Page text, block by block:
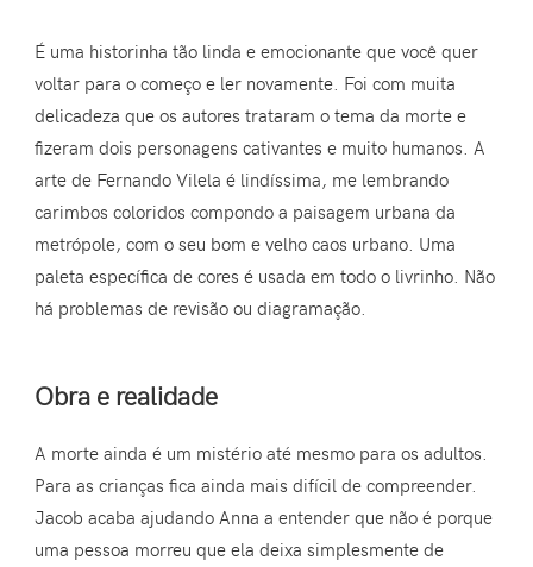
É uma historinha tão linda e emocionante que você quer
voltar para o começo e ler novamente. Foi com muita
delicadeza que os autores trataram o tema da morte e
fizeram dois personagens cativantes e muito humanos. A
arte de Fernando Vilela é lindíssima, me lembrando
carimbos coloridos compondo a paisagem urbana da
metrópole, com o seu bom e velho caos urbano. Uma
paleta específica de cores é usada em todo o livrinho. Não
há problemas de revisão ou diagramação.
Obra e realidade
A morte ainda é um mistério até mesmo para os adultos.
Para as crianças fica ainda mais difícil de compreender.
Jacob acaba ajudando Anna a entender que não é porque
uma pessoa morreu que ela deixa simplesmente de